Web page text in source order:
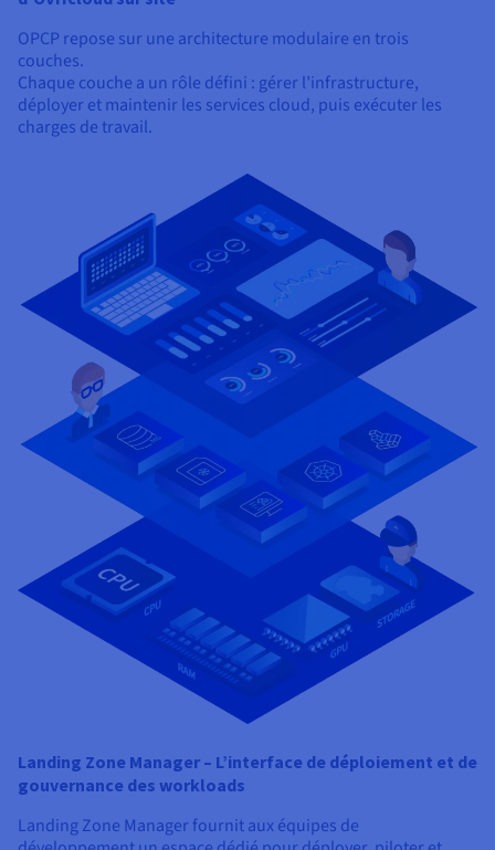
OPCP repose sur une architecture modulaire en trois
couches.
Chaque couche a un rôle défini : gérer l’infrastructure,
déployer et maintenir les services cloud, puis exécuter les
charges de travail.
Landing Zone Manager – L’interface de déploiement et de
gouvernance des workloads
Landing Zone Manager fournit aux équipes de